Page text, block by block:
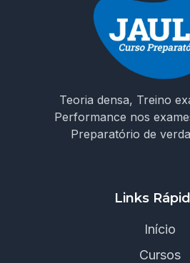
Teoria densa, Treino
Performance nos
Preparatório de
Links
Início
Cursos